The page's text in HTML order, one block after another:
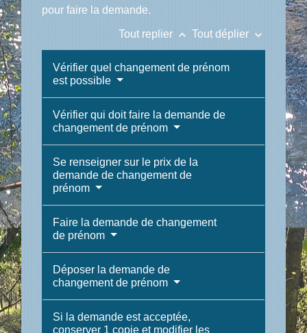
pour faire la demande.
Tout replier keyboard_arrow_up Tout déplier keyboard_arrow_down
Vérifier quel changement de prénom
est possible
Vérifier qui doit faire la demande de
changement de prénom
Se renseigner sur le prix de la
demande de changement de
prénom
Faire la demande de changement
de prénom
Déposer la demande de
changement de prénom
Si la demande est acceptée,
conserver 1 copie et modifier les